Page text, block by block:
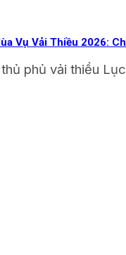
Vụ Vải Thiều 2026:
phủ vải thiều